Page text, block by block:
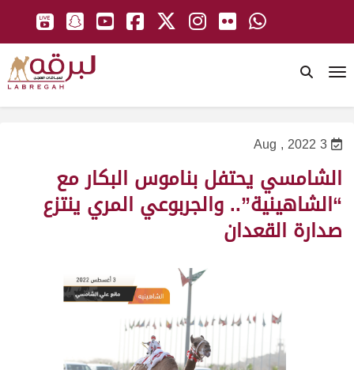
3 Aug , 2022
الشامسي يحتفل بناموس البكار مع
“الشاهينية”.. والجربوعي المري ينتزع
صدارة القعدان